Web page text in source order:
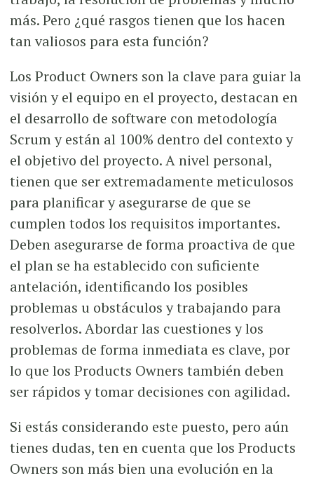
más. Pero ¿qué rasgos tienen que los hacen
tan valiosos para esta función?
Los Product Owners son la clave para guiar la
visión y el equipo en el proyecto, destacan en
el desarrollo de software con metodología
Scrum y están al 100% dentro del contexto y
el objetivo del proyecto. A nivel personal,
tienen que ser extremadamente meticulosos
para planificar y asegurarse de que se
cumplen todos los requisitos importantes.
Deben asegurarse de forma proactiva de que
el plan se ha establecido con suficiente
antelación, identificando los posibles
problemas u obstáculos y trabajando para
resolverlos. Abordar las cuestiones y los
problemas de forma inmediata es clave, por
lo que los Products Owners también deben
ser rápidos y tomar decisiones con agilidad.
Si estás considerando este puesto, pero aún
tienes dudas, ten en cuenta que los Products
Owners son más bien una evolución en la